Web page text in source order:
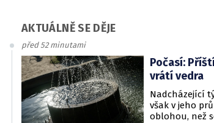
AKTUÁLNĚ SE DĚJE
před 52 minutami
Počasí:
vrátí vedra
Nadcházející
však v jeho
oblohou, než